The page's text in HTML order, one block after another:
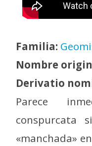
Familia:
Nombre
Derivatio
Parece
conspurcata
«manchada»